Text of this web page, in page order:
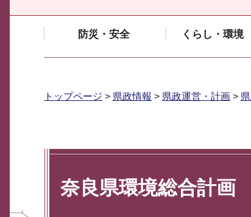
防災・安全 くらし・環境
トップページ > 県政情報 > 県政運営・計画 >
奈良県環境総合計画